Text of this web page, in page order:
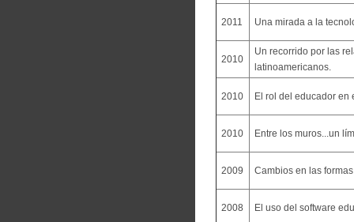
2011 Una mirada a la
2010
Un recorrido por las
latinoamericanos.
2010 El rol del educador en
2010 Entre los muros...un
2009 Cambios en las
2008 El uso del software